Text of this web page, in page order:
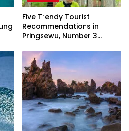
Five Trendy Tourist
Recommendations in
Pringsewu, Number 3
President